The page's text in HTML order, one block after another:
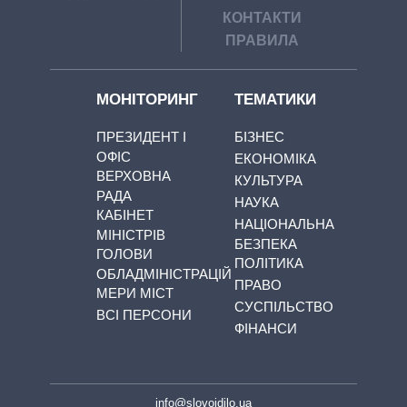
КОНТАКТИ
ПРАВИЛА
МОНІТОРИНГ
ПРЕЗИДЕНТ І
ОФІС
ВЕРХОВНА
РАДА
КАБІНЕТ
МІНІСТРІВ
ГОЛОВИ
ОБЛАДМІНІСТРАЦІЙ
МЕРИ МІСТ
ВСІ ПЕРСОНИ
ТЕМАТИКИ
БІЗНЕС
ЕКОНОМІКА
КУЛЬТУРА
НАУКА
НАЦІОНАЛЬНА
БЕЗПЕКА
ПОЛІТИКА
ПРАВО
СУСПІЛЬСТВО
ФІНАНСИ
info@slovoidilo.ua